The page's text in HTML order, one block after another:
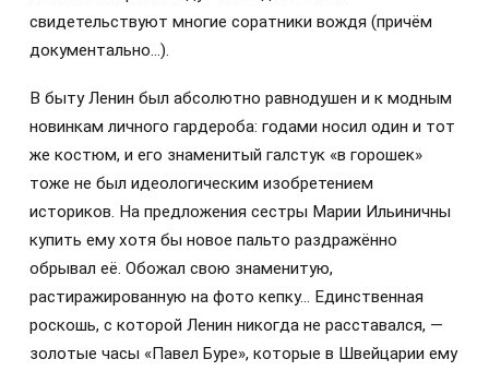
свидетельствуют многие соратники вождя (причём
документально…).
В быту Ленин был абсолютно равнодушен и к модным
новинкам личного гардероба: годами носил один и тот
же костюм, и его знаменитый галстук «в горошек»
тоже не был идеологическим изобретением
историков. На предложения сестры Марии Ильиничны
купить ему хотя бы новое пальто раздражённо
обрывал её. Обожал свою знаменитую,
растиражированную на фото кепку… Единственная
роскошь, с которой Ленин никогда не расставался, —
золотые часы «Павел Буре», которые в Швейцарии ему